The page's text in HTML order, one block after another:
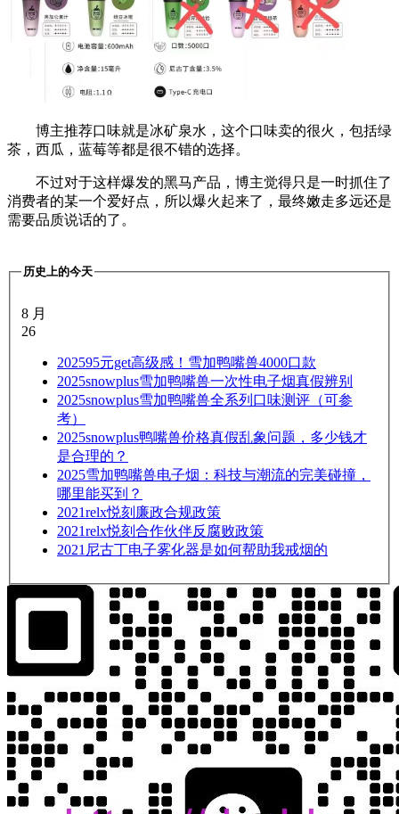
博主推荐口味就是冰矿泉水，这个口味卖的很火，包括绿
茶，西瓜，蓝莓等都是很不错的选择。
不过对于这样爆发的黑马产品，博主觉得只是一时抓住了
消费者的某一个爱好点，所以爆火起来了，最终嫩走多远还是
需要品质说话的了。
历史上的今天
8 月
26
202595元get高级感！雪加鸭嘴兽4000口款
2025snowplus雪加鸭嘴兽一次性电子烟真假辨别
2025snowplus雪加鸭嘴兽全系列口味测评（可参
考）
2025snowplus鸭嘴兽价格真假乱象问题，多少钱才
是合理的？
2025雪加鸭嘴兽电子烟：科技与潮流的完美碰撞，
哪里能买到？
2021relx悦刻廉政合规政策
2021relx悦刻合作伙伴反腐败政策
2021 尼古丁电子雾化器是如何帮助我戒烟的